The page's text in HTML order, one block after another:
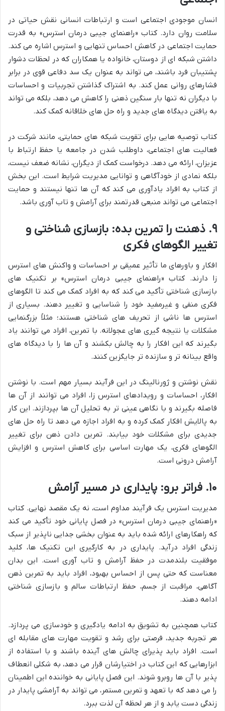
انسان موجودی اجتماعی است و ارتباطات انسانی نقش حیاتی در
سلامت روان دارد. کتاب «راهنمای جیبی درمان استرس» به قدرت
حمایت اجتماعی در کاهش احساس تنهایی و استرس اشاره می کند.
داشتن شبکه ای از دوستان، خانواده یا همکاران که در لحظات دشوار
پشتیبان فرد باشند، می تواند به عنوان یک سد دفاعی قوی در برابر
فشارهای روانی عمل کند. به اشتراک گذاشتن تجربیات و احساسات
با دیگران نه تنها بار سنگین ذهنی را کاهش می دهد، بلکه می تواند
به یافتن دیدگاه های جدید و راه حل های خلاقانه کمک کند.
کتاب توصیه هایی برای تقویت شبکه های حمایتی، مانند شرکت در
فعالیت های اجتماعی، داوطلب شدن در جامعه یا حفظ ارتباط با
عزیزان، ارائه می دهد. درخواست کمک از دیگران، نشانه ضعف نیست،
بلکه نمادی از خودآگاهی و توانایی مدیریت شرایط است. این بخش
از کتاب به افراد یادآوری می کند که آن ها تنها نیستند و حمایت
اجتماعی می تواند منبعی قدرتمند برای آرامش و تاب آوری باشد.
۹. ذهنت را تمرین بده: بازسازی شناختی و
تغییر الگوهای فکری
افکار و باورهای ما تأثیر عمیقی بر احساسات و واکنش های استرس
زا دارند. کتاب «راهنمای جیبی درمان استرس» بر تکنیک های
بازسازی شناختی تأکید می کند که به افراد کمک می کند تا الگوهای
فکری منفی و غیرمفید خود را شناسایی و تغییر دهند. بسیاری از
استرس ها ناشی از تحریف های شناختی هستند؛ مثلاً بزرگنمایی
مشکلات یا نتیجه گیری های عجولانه. با تمرین، افراد می توانند یاد
بگیرند که این افکار را به چالش بکشند و آن ها را با دیدگاه های
واقع بینانه تر و سازنده تر جایگزین کنند.
نقش نوشتن و ژورنالینگ در این فرآیند بسیار مهم است. با نوشتن
افکار، احساسات و رویدادهای استرس زا، افراد می توانند از آن ها
فاصله بگیرند و با نگاهی عینی تر به تحلیل آن ها بپردازند. این کار
به پالایش افکار کمک کرده و به افراد اجازه می دهد تا راه حل های
جدیدی برای مشکلات خود بیابند. تمرین دادن ذهن برای تغییر
الگوهای فکری، یک مهارت اساسی برای کاهش استرس و افزایش
آرامش درونی است.
۱۰. فراتر برو: پایداری در مسیر آرامش
مدیریت استرس یک فرآیند مداوم است، نه یک مقصد نهایی. کتاب
«راهنمای جیبی درمان استرس» در فصل پایانی خود تأکید می کند
که راهکارهای ارائه شده باید به عنوان بخشی جدایی ناپذیر از سبک
زندگی افراد درآید. پایداری در به کارگیری این تکنیک ها، کلید
موفقیت بلندمدت در حفظ آرامش و تاب آوری است. این بدان
معناست که حتی پس از احساس بهبود، افراد باید به تمرین ذهن
آگاهی، مراقبت از جسم، حفظ ارتباطات سالم و بازسازی شناختی
ادامه دهند.
کتاب همچنین به تشویق به ادامه یادگیری و خودسازی می پردازد.
هر تجربه جدید، فرصتی برای رشد و تقویت مهارت های مقابله ای
است. افراد باید پذیرای چالش های آینده باشند و با استفاده از
ابزارهایی که این کتاب در اختیارشان قرار می دهد، به شکلی انعطاف
پذیر با آن ها روبرو شوند. این فصل پایانی به خواننده این اطمینان
را می دهد که با تعهد و تمرین مستمر، می تواند به آرامشی پایدار در
زندگی دست یابد و از هر لحظه آن لذت ببرد.